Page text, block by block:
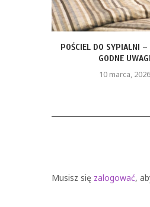
POŚCIEL DO SYPIALNI
GODNE UWAGI
10 marca, 2026
Musisz się zalogować,